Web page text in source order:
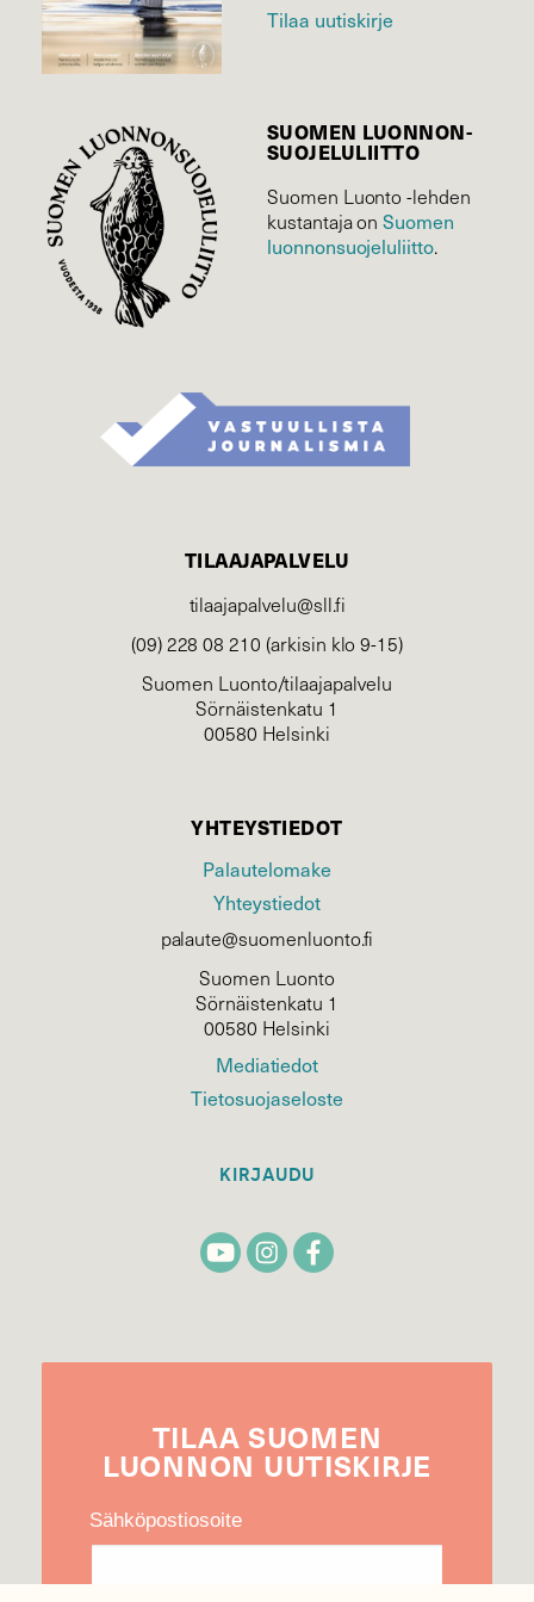
Tilaa uutiskirje
SUOMEN LUONNON­
SUOJELU­LIITTO
Suomen Luonto -lehden
kustantaja onSuomen
luonnonsuojelu­liitto.
TILAAJAPALVELU
tilaajapalvelu@sll.fi
(09) 228 08 210 (arkisin klo 9-15)
Suomen Luonto/tilaajapalvelu
Sörnäistenkatu 1
00580 Helsinki
YHTEYSTIEDOT
Palautelomake
Yhteystiedot
palaute@suomenluonto.fi
Suomen Luonto
Sörnäistenkatu 1
00580 Helsinki
Mediatiedot
Tietosuojaseloste
KIRJAUDU
TILAA SUOMEN
LUONNON UUTIS­KIRJE
Sähköpostiosoite